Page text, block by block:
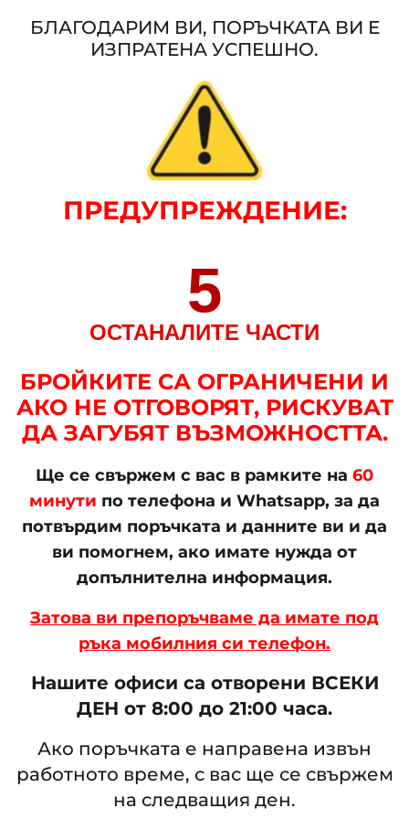
БЛАГОДАРИМ ВИ, ПОРЪЧКАТА ВИ Е
ИЗПРАТЕНА УСПЕШНО.
ПРЕДУПРЕЖДЕНИЕ:
ОСТАНАЛИТЕ ЧАСТИ
5
БРОЙКИТЕ СА ОГРАНИЧЕНИ И
АКО НЕ ОТГОВОРЯТ, РИСКУВАТ
ДА ЗАГУБЯТ ВЪЗМОЖНОСТТА.
Ще се свържем с вас в рамките на 60
минути по телефона и Whatsapp, за да
потвърдим поръчката и данните ви и да
ви помогнем, ако имате нужда от
допълнителна информация.
Затова ви препоръчваме да имате под
ръка мобилния си телефон.
Нашите офиси са отворени ВСЕКИ
ДЕН от 8:00 до 21:00 часа.
Ако поръчката е направена извън
работното време, с вас ще се свържем
на следващия ден.